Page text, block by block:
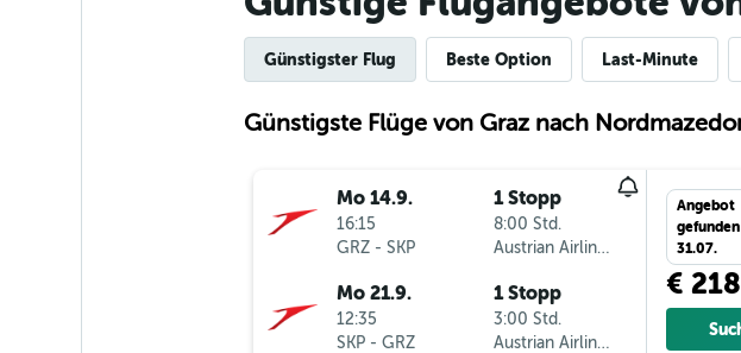
Günstigster Flug Beste Option Last-Minute
Günstigste Flüge von Graz nach
Mo 14.9.
16:15
GRZ- SKP
1 Stopp
8:00 Std.
Austrian Airlines
Mo 21.9.
12:35
SKP- GRZ
1 Stopp
3:00 Std.
Austrian Airlines
Angebot
31.07.
€ 218